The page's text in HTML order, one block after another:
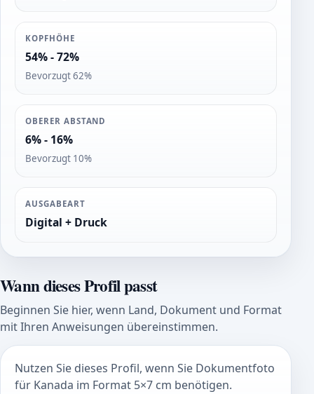
KOPFHÖHE
54% - 72%
Bevorzugt 62%
OBERER ABSTAND
6% - 16%
Bevorzugt 10%
AUSGABEART
Digital + Druck
Wann dieses Profil passt
Beginnen Sie hier, wenn Land, Dokument und Format
mit Ihren Anweisungen übereinstimmen.
Nutzen Sie dieses Profil, wenn Sie Dokumentfoto
für Kanada im Format 5×7 cm benötigen.